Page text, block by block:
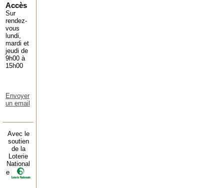
Accès
Sur
rendez-
vous
lundi,
mardi et
jeudi de
9h00 à
15h00
Envoyer
un email
Avec le
soutien
de la
Loterie
National
e